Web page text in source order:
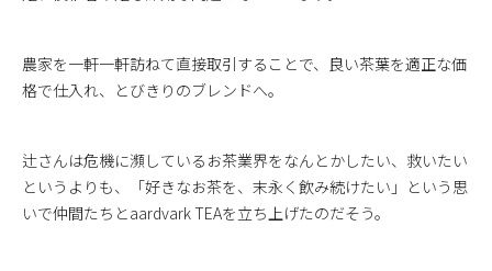
農家を一軒一軒訪ねて直接取引することで、良い茶葉を適正な価
格で仕入れ、とびきりのブレンドへ。
辻さんは危機に瀕しているお茶業界をなんとかしたい、救いたい
というよりも、「好きなお茶を、末永く飲み続けたい」という思
いで仲間たちとaardvark TEAを立ち上げたのだそう。